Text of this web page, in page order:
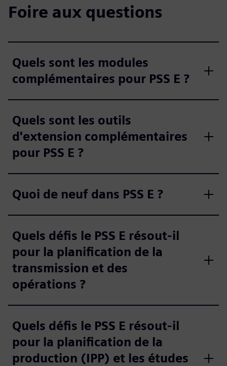
Foire aux questions
Quels sont les modules
complémentaires pour PSS E ?
Quels sont les outils
d'extension complémentaires
pour PSS E ?
Quoi de neuf dans PSS E ?
Quels défis le PSS E résout-il
pour la planification de la
transmission et des
opérations ?
Quels défis le PSS E résout-il
pour la planification de la
production (IPP) et les études